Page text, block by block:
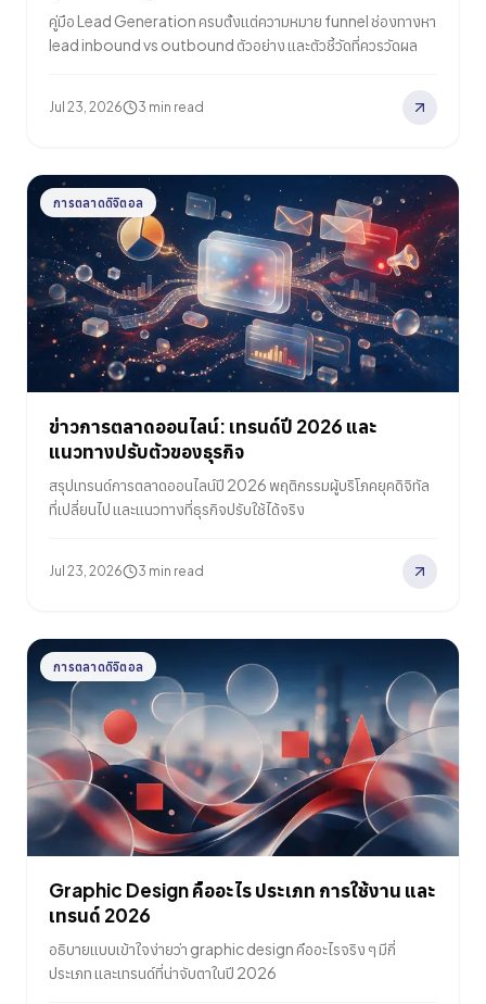
คู่มือ Lead Generation ครบตั้งแต่ความหมาย funnel ช่องทางหา
lead inbound vs outbound ตัวอย่าง และตัวชี้วัดที่ควรวัดผล
Jul 23, 2026 3 min read
การตลาดดิจิตอล
ข่าวการตลาดออนไลน์: เทรนด์ปี 2026 และ
แนวทางปรับตัวของธุรกิจ
สรุปเทรนด์การตลาดออนไลน์ปี 2026 พฤติกรรมผู้บริโภคยุคดิจิทัล
ที่เปลี่ยนไป และแนวทางที่ธุรกิจปรับใช้ได้จริง
Jul 23, 2026 3 min read
การตลาดดิจิตอล
Graphic Design คืออะไร ประเภท การใช้งาน และ
เทรนด์ 2026
อธิบายแบบเข้าใจง่ายว่า graphic design คืออะไรจริง ๆ มีกี่
ประเภท และเทรนด์ที่น่าจับตาในปี 2026